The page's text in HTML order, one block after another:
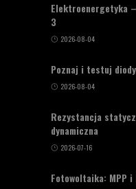
Elektroenergetyka
3
2026-08-04
Poznaj i testuj
2026-08-04
Rezystancja
dynamiczna
2026-07-16
Fotowoltaika: MPP